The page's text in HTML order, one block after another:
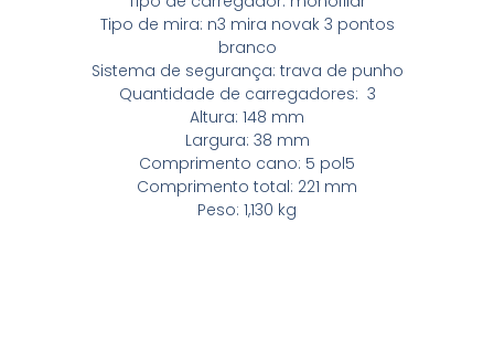
Tipo de mira: n3 mira novak 3 pontos
branco
Sistema de segurança: trava de punho
Quantidade de carregadores: 3
Altura: 148 mm
Largura: 38 mm
Comprimento cano: 5 pol5
Comprimento total: 221 mm
Peso: 1,130 kg